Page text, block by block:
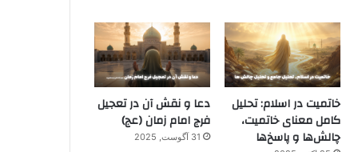
خاتمیت در اسلام: تحلیل
کامل معنای خاتمیت،
چالش‌ها و پاسخ‌ها
دعا و نقش آن در تعجیل
فرج امام زمان (عج)
31 آگوست, 2025